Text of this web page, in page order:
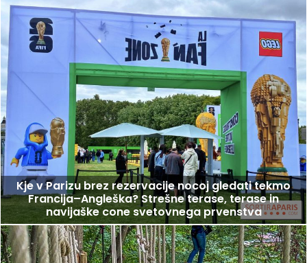
Kje v Parizu brez rezervacije nocoj gledati tekmo
Francija–Angleška? Strešne terase, terase in
navijaške cone svetovnega prvenstva